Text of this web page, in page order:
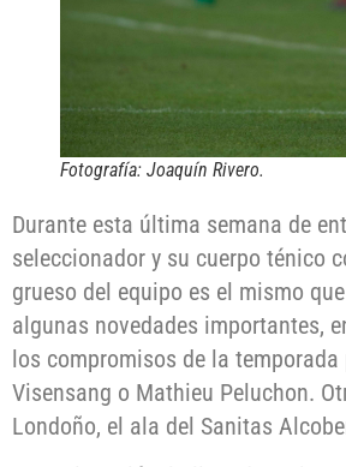
Fotografía: Joaquín Rivero.
Durante esta última semana de
seleccionador y su cuerpo ténico
grueso del equipo es el mismo
algunas novedades importantes,
los compromisos de la
Visensang o Mathieu Peluchon.
Londoño, el ala del Sanitas